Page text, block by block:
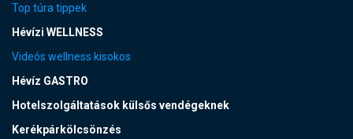
Top túra tippek
Hévízi WELLNESS
Videós wellness kisokos
Hévíz GASTRO
Hotelszolgáltatások külsős vendégeknek
Kerékpárkölcsönzés